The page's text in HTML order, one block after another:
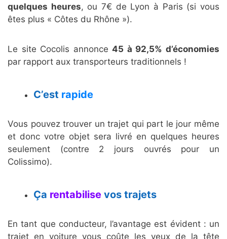
quelques heures, ou 7€ de Lyon à Paris (si vous
êtes plus « Côtes du Rhône »).
Le site Cocolis annonce 45 à 92,5% d’économies
par rapport aux transporteurs traditionnels !
C’est rapide
Vous pouvez trouver un trajet qui part le jour même
et donc votre objet sera livré en quelques heures
seulement (contre 2 jours ouvrés pour un
Colissimo).
Ça rentabilise vos trajets
En tant que conducteur, l’avantage est évident : un
trajet en voiture vous coûte les yeux de la tête